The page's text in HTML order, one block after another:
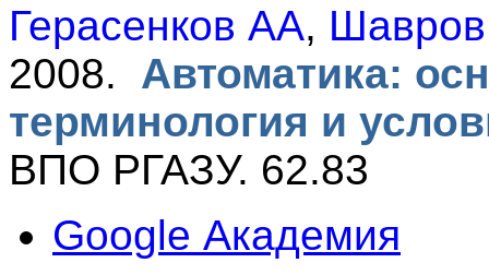
Герасенков АА,
2008. Автоматика:
терминология и
ВПО РГАЗУ. 62.83
Google Академия